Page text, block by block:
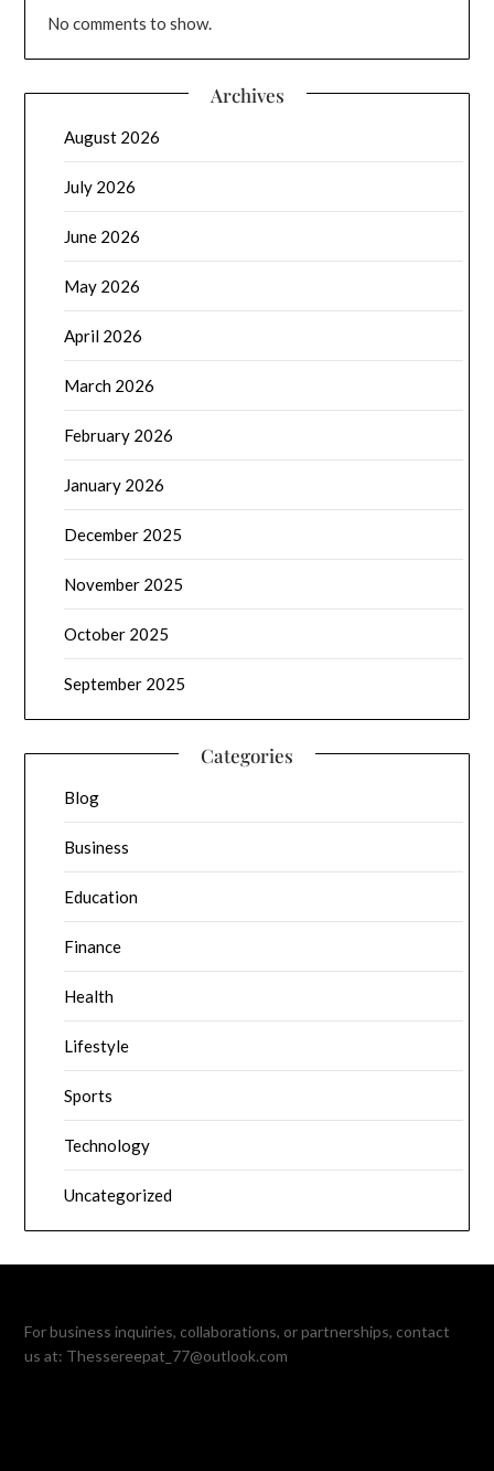
No comments to show.
Archives
August 2026
July 2026
June 2026
May 2026
April 2026
March 2026
February 2026
January 2026
December 2025
November 2025
October 2025
September 2025
Categories
Blog
Business
Education
Finance
Health
Lifestyle
Sports
Technology
Uncategorized
For business inquiries, collaborations, or partnerships, contact
us at: Thessereepat_77@outlook.com